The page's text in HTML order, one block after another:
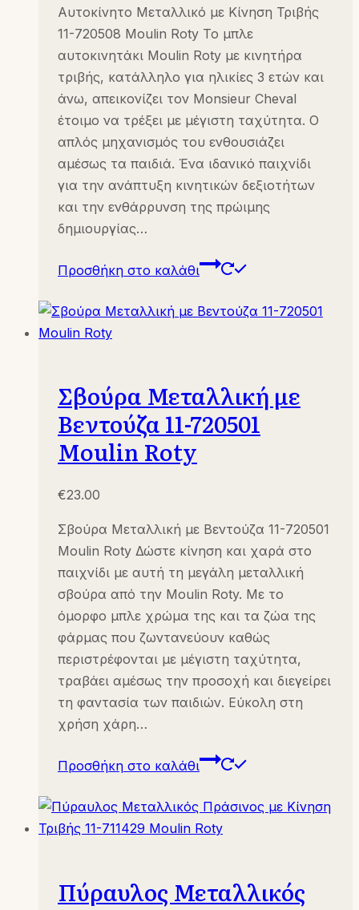
Αυτοκίνητο Μεταλλικό με Κίνηση Τριβής
11-720508 Moulin Roty Το μπλε
αυτοκινητάκι Moulin Roty με κινητήρα
τριβής, κατάλληλο για ηλικίες 3 ετών και
άνω, απεικονίζει τον Monsieur Cheval
έτοιμο να τρέξει με μέγιστη ταχύτητα. Ο
απλός μηχανισμός του ενθουσιάζει
αμέσως τα παιδιά. Ένα ιδανικό παιχνίδι
για την ανάπτυξη κινητικών δεξιοτήτων
και την ενθάρρυνση της πρώιμης
δημιουργίας…
Προσθήκη στο καλάθι
Σβούρα Μεταλλική με
Βεντούζα 11-720501
Moulin Roty
€23.00
Σβούρα Μεταλλική με Βεντούζα 11-720501
Moulin Roty Δώστε κίνηση και χαρά στο
παιχνίδι με αυτή τη μεγάλη μεταλλική
σβούρα από την Moulin Roty. Με το
όμορφο μπλε χρώμα της και τα ζώα της
φάρμας που ζωντανεύουν καθώς
περιστρέφονται με μέγιστη ταχύτητα,
τραβάει αμέσως την προσοχή και διεγείρει
τη φαντασία των παιδιών. Εύκολη στη
χρήση χάρη…
Προσθήκη στο καλάθι
Πύραυλος Μεταλλικός